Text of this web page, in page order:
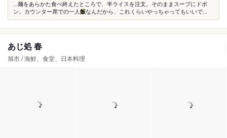
...麺をあらかた食べ終えたところで、半ライスを注文。そのままスープにドボ
ン。カウンター席での一人 飯なんだから、これくらいやっちゃってもいいで...
あじ処 春
旭市 / 海鮮、食堂、日本料理